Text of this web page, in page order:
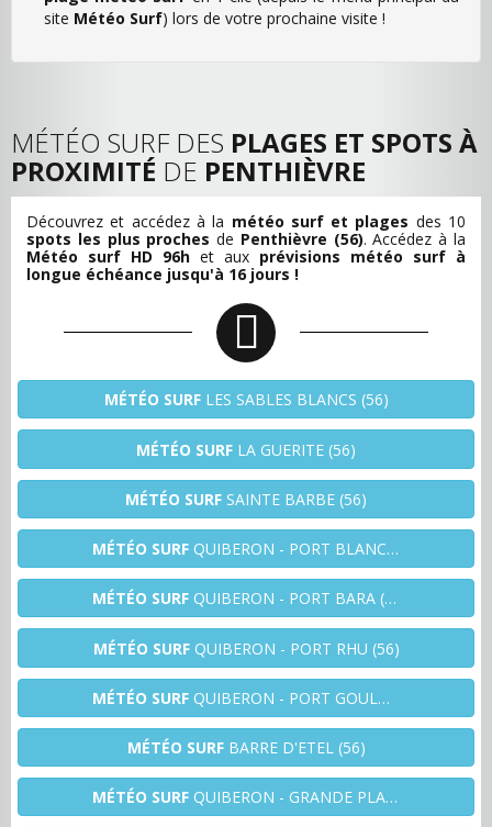
site Météo Surf) lors de votre prochaine visite !
MÉTÉO SURF DES PLAGES ET SPOTS À
PROXIMITÉ DE PENTHIÈVRE
Découvrez et accédez à la météo surf et plages des 10
spots les plus proches de Penthièvre (56). Accédez à la
Météo surf HD 96h et aux prévisions météo surf à
longue échéance jusqu'à 16 jours !
MÉTÉO SURFLES SABLES BLANCS (56)
MÉTÉO SURF LA GUERITE (56)
MÉTÉO SURF SAINTE BARBE (56)
MÉTÉO SURF QUIBERON - PORT BLANC (56)
MÉTÉO SURF QUIBERON - PORT BARA (56)
MÉTÉO SURFQUIBERON - PORT RHU (56)
MÉTÉO SURF QUIBERON - PORT GOULOM (56)
MÉTÉO SURFBARRE D'ETEL (56)
MÉTÉO SURF QUIBERON - GRANDE PLAGE (56)